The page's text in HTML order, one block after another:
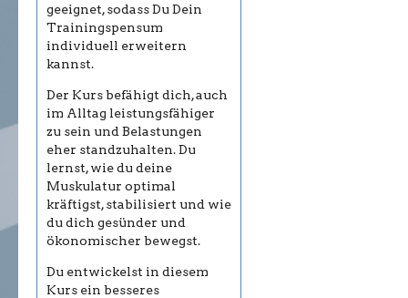
geeignet, sodass Du Dein
Trainingspensum
individuell erweitern
kannst.
Der Kurs befähigt dich, auch
im Alltag leistungsfähiger
zu sein und Belastungen
eher standzuhalten. Du
lernst, wie du deine
Muskulatur optimal
kräftigst, stabilisiert und wie
du dich gesünder und
ökonomischer bewegst.
Du entwickelst in diesem
Kurs ein besseres